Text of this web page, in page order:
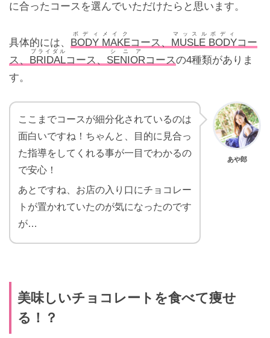
に合ったコースを選んでいただけたらと思います。
具体的には、 BODY MAKE
ボディメイク
コース、 MUSLE BODY
マッスルボディ
コー
ス、 BRIDAL
ブライダル
コース、 SENIOR
シニア
コースの4種類がありま
す。
ここまでコースが細分化されているのは
面白いですね！ちゃんと、目的に見合っ
た指導をしてくれる事が一目でわかるの
で安心！
あとですね、お店の入り口にチョコレー
トが置かれていたのが気になったのです
が…
あや郎
美味しいチョコレートを食べて痩せ
る！？